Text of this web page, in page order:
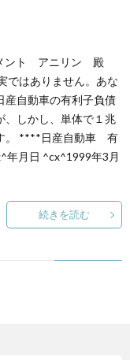
ント アニリン 殿
はありません。あな
産自動車の有利子負債
、しかし、単体で１兆
。 ****日産自動車 有
月日 ^cx^1999年3月
続きを読む